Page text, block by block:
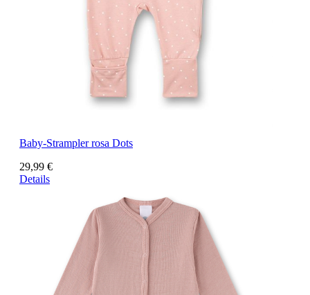
Baby-Strampler rosa Dots
29,99 €
Details